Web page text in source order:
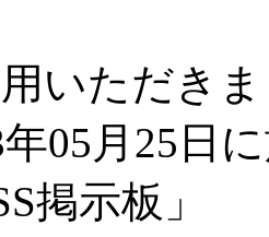
いただき
05月25日
掲示板」